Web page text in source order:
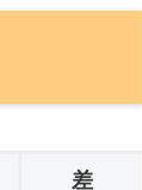
差